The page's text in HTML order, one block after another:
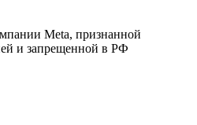
Meta, признанной
и запрещенной в РФ